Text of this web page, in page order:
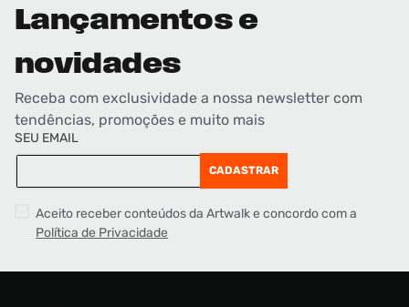
Lançamentos e
novidades
Receba com exclusividade a nossa newsletter com
tendências, promoções e muito mais
SEU EMAIL
CADASTRAR
Aceito receber conteúdos da Artwalk e concordo com a
Política de Privacidade